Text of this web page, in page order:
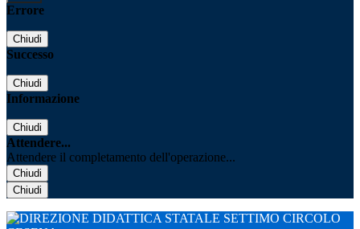
Errore
Chiudi
Successo
Chiudi
Informazione
Chiudi
Attendere...
Attendere il completamento dell'operazione...
Chiudi
Chiudi